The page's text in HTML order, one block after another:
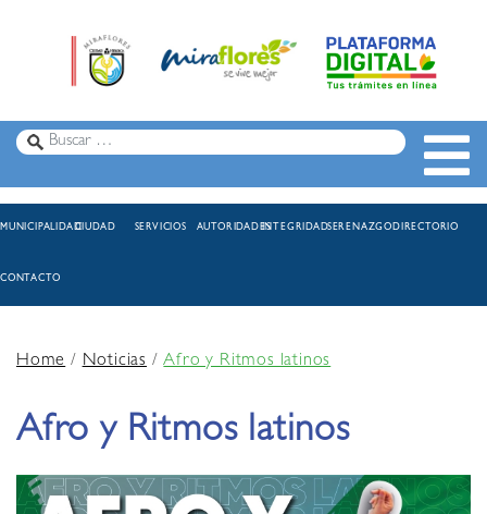
MUNICIPALIDADCIUDAD SERVICIOS AUTORIDADESINTEGRIDADSERENAZGODIRECTORIO
CONTACTO
Home/Noticias /Afro y Ritmos latinos
Afro y Ritmos latinos